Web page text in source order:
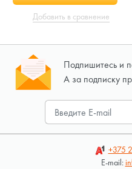
Добавить в сравнение
Подпишитесь и
А за подписку
+375
E-mail: